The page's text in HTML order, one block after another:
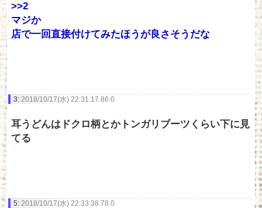
>>2
マジか
店で一回直接付けてみたほうが良さそうだな
3: 2018/10/17(水) 22:31:17.86 0
耳うどんはドクロ柄とかトンガリブーツくらい下に見
てる
5: 2018/10/17(水) 22:33:38.78 0